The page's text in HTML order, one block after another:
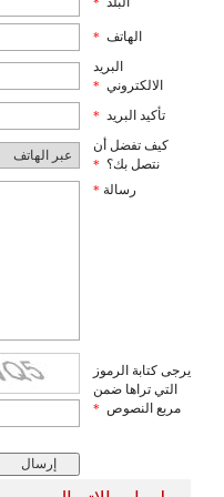
الهاتف *
البريد
الالكتروني *
تأكيد البريد *
كيف تفضل أن
نتصل بك؟ *
رسالة *
يرجى كتابة الرموز
التي تراها ضمن
مربع النصوص *